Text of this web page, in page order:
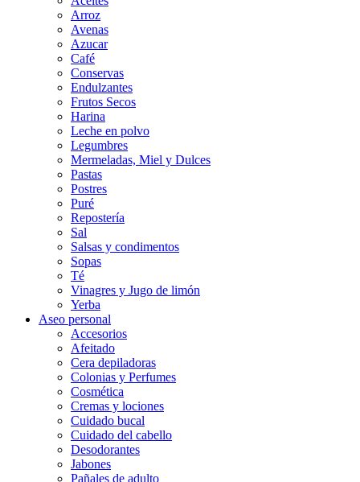
Arroz
Avenas
Azucar
Café
Conservas
Endulzantes
Frutos Secos
Harina
Leche en polvo
Legumbres
Mermeladas, Miel y Dulces
Pastas
Postres
Puré
Repostería
Sal
Salsas y condimentos
Sopas
Té
Vinagres y Jugo de limón
Yerba
Aseo personal
Accesorios
Afeitado
Cera depiladoras
Colonias y Perfumes
Cosmética
Cremas y lociones
Cuidado bucal
Cuidado del cabello
Desodorantes
Jabones
Pañales de adulto